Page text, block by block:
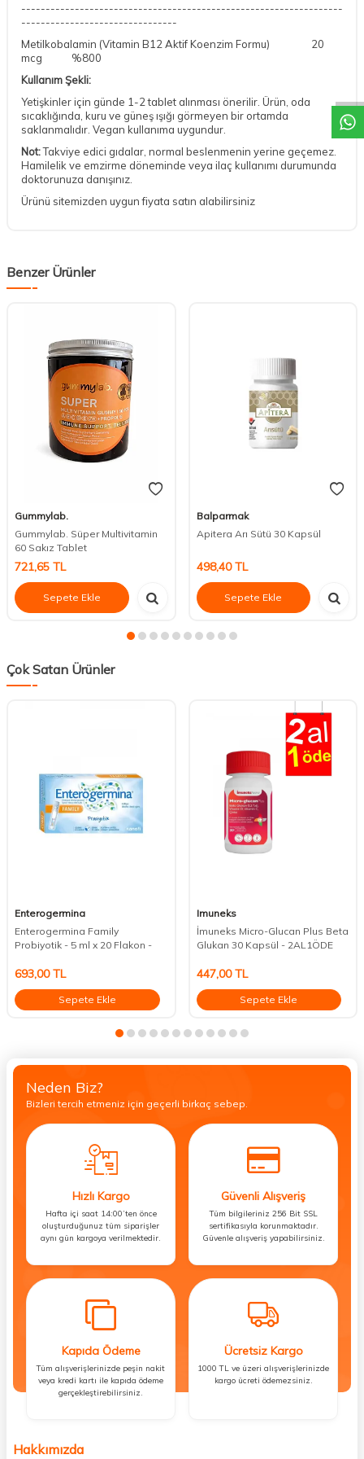
------------------------------------------------------------------
--------------------------------
Metilkobalamin (Vitamin B12 Aktif Koenzim Formu) 20
mcg %800
Kullanım Şekli:
Yetişkinler için günde 1-2 tablet alınması önerilir. Ürün, oda
sıcaklığında, kuru ve güneş ışığı görmeyen bir ortamda
saklanmalıdır. Vegan kullanıma uygundur.
Not:Takviye edici gıdalar, normal beslenmenin yerine geçemez.
Hamilelik ve emzirme döneminde veya ilaç kullanımı durumunda
doktorunuza danışınız.
Ürünü sitemizden uygun fiyata satın alabilirsiniz
Benzer Ürünler
Gummylab.
Gummylab. Süper Multivitamin
60 Sakız Tablet
721,65 TL
Sepete Ekle
Balparmak
Apitera Arı Sütü 30 Kapsül
498,40TL
Sepete Ekle
Çok Satan Ürünler
Enterogermina
Enterogermina Family
Probiyotik - 5 ml x 20 Flakon -
693,00TL
Sepete Ekle
Imuneks
İmuneks Micro-Glucan Plus Beta
Glukan 30 Kapsül - 2AL1ÖDE
447,00TL
Sepete Ekle
Neden Biz?
Bizleri tercih etmeniz için geçerli birkaç sebep.
Hızlı Kargo
Hafta içi saat 14:00’ten önce
oluşturduğunuz tüm siparişler
aynı gün kargoya verilmektedir.
Güvenli Alışveriş
Tüm bilgileriniz 256 Bit SSL
sertifikasıyla korunmaktadır.
Güvenle alışveriş yapabilirsiniz.
Kapıda Ödeme
Tüm alışverişlerinizde peşin nakit
veya kredi kartı ile kapıda ödeme
gerçekleştirebilirsiniz.
Ücretsiz Kargo
1000 TL ve üzeri alışverişlerinizde
kargo ücreti ödemezsiniz.
Hakkımızda